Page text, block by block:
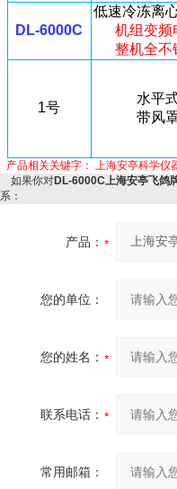
DL-6000C
低速冷冻离
机组变频
整机全不
1号
水平
带风
产品相关关键字： 上海安亭科学仪
如果你对DL-6000C上海安亭飞鸽
系：
产品：
您的单位：
您的姓名：
联系电话：
常用邮箱：